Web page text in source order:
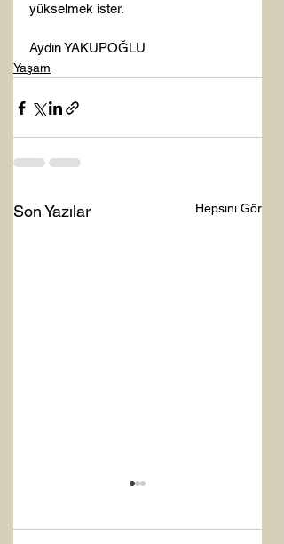
yükselmek ister.
Aydın YAKUPOĞLU
Yaşam
Son Yazılar Hepsini Gör